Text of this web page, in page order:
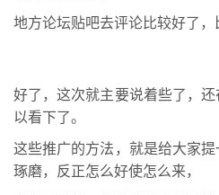
地方论坛贴吧去评论比较好了，
好了，这次就主要说着些了，
以看下了。
这些推广的方法，就是给大家
琢磨，反正怎么好使怎么来，